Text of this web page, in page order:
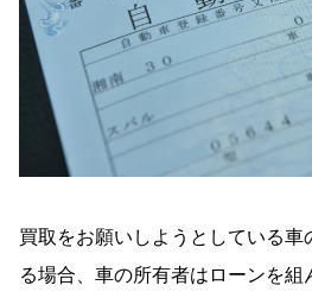
買取をお願いしようとしている車
る場合、車の所有者はローンを組